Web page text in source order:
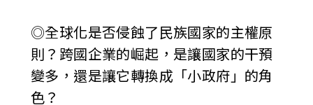
◎全球化是否侵蝕了民族國家的主權原
則？跨國企業的崛起，是讓國家的干預
變多，還是讓它轉換成「小政府」的角
色？